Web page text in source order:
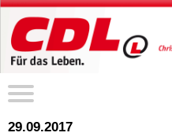
29.09.2017